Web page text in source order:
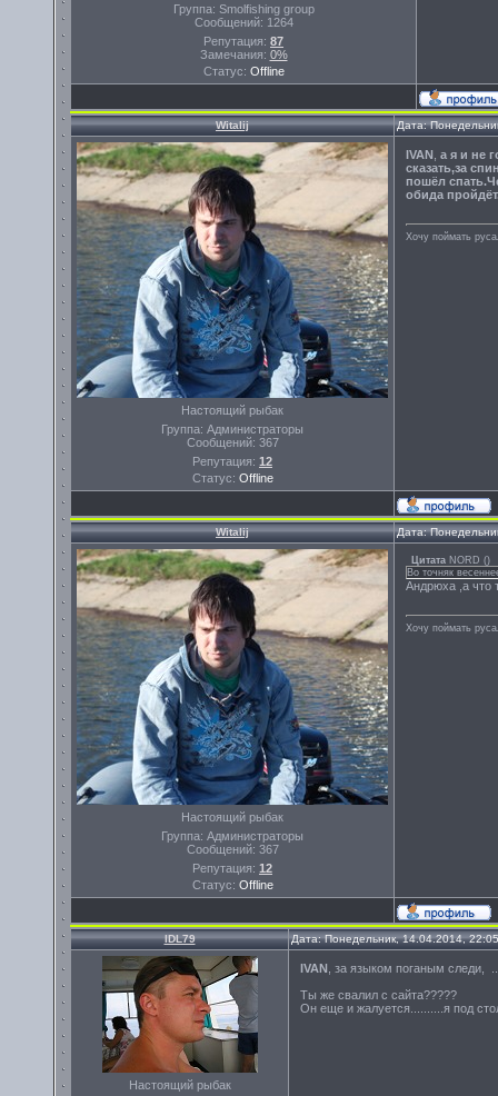
Группа: Smolfishing group
Сообщений: 1264
Репутация: 87
Замечания: 0%
Статус: Offline
Witalij Дата:
Настоящий рыбак
Группа: Администраторы
Сообщений: 367
Репутация: 12
Статус: Offline
IVAN а я и не
сказать,за
пошёл
обида
Хочу поймать
Witalij Дата:
Настоящий рыбак
Группа: Администраторы
Сообщений: 367
Репутация: 12
Статус: Offline
Цитата NORD ()
Во точняк
Андрюха ,а что
Хочу поймать
IDL79 Дата: Понедельник, 14.04.2014,
Настоящий рыбак
IVAN , за языком поганым следи,
Ты же свалил с сайта?????
Он еще и жалуется..........я под